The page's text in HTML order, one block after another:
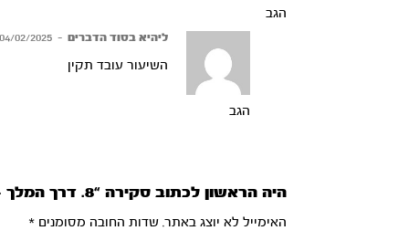
הגב
ליהיא בסוד הדברים –
02/2025
השיעור עובד תקין
הגב
היה הראשון לכתוב סקירה “8. דרך המלך – תיקון ההוד”
האימייל לא יוצג באתר. שדות החובה מסומנים*